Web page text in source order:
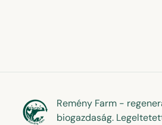
Remény Farm -
biogazdaság.